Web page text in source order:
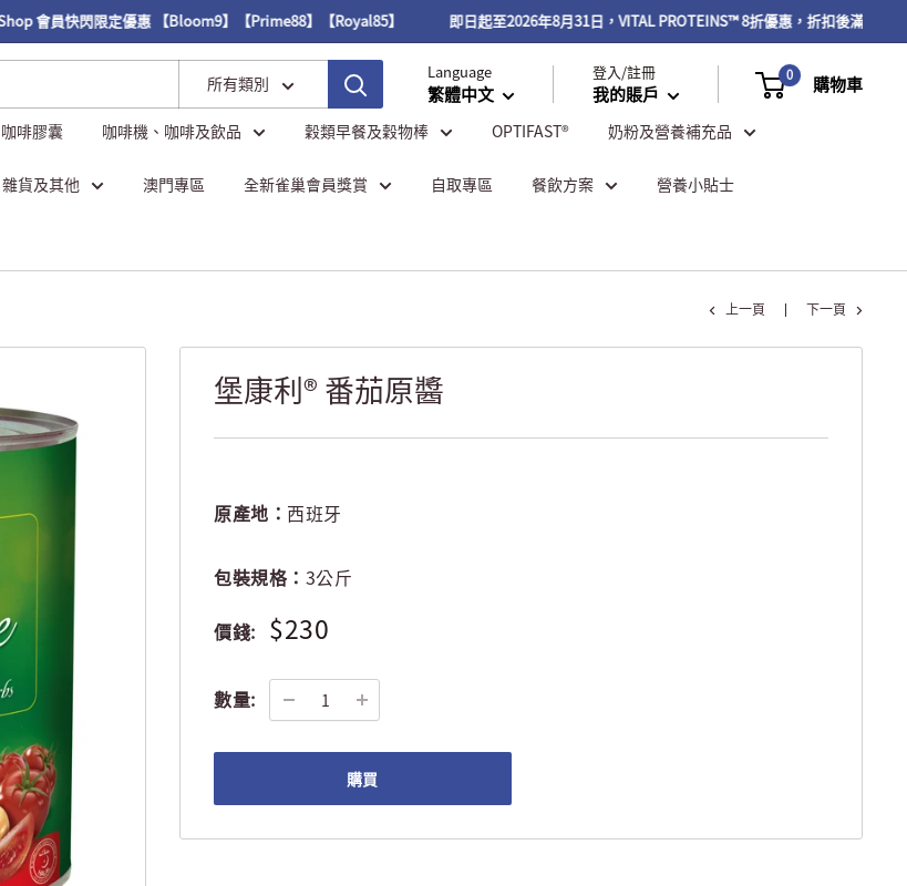
會員快閃限定優惠 【Bloom9】【Prime88】【Royal85】 即日起至2026年8月31日，VITAL PROTEINS™ 8折優惠，折扣後滿$500再
所有類別
Language
繁體中文
登入/註冊
我的賬戶
0 購物車
啡膠囊 咖啡機、咖啡及飲品 穀類早餐及穀物棒 OPTIFAST® 奶粉及營養補充品
雜貨及其他 澳門專區 全新雀巢會員獎賞 自取專區 餐飲方案 營養小貼士
上一頁 下一頁
堡康利® 番茄原醬
原產地： 西班牙
包裝規格： 3公斤
價錢: $230
數量:
購買